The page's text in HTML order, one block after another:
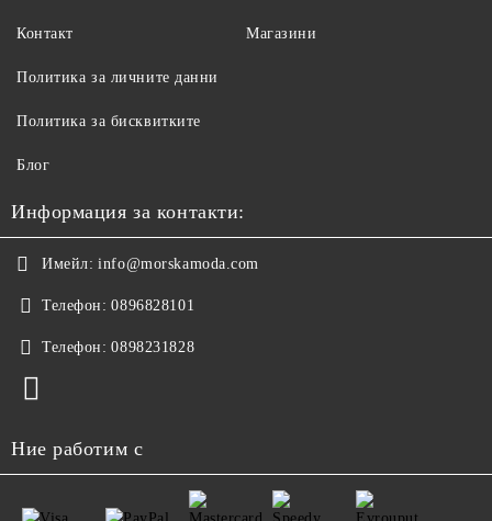
Контакт Магазини
Политика за личните данни
Политика за бисквитките
Блог
Информация за контакти:
Имейл: info@morskamoda.com
Телефон: 0896828101
Телефон: 0898231828
Ние работим с